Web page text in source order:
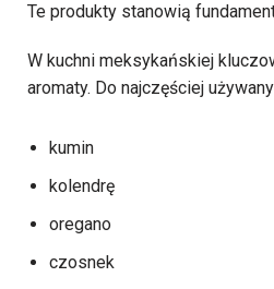
Te produkty stanowią
W kuchni meksykańskiej
aromaty. Do najczęściej
kumin
kolendrę
oregano
czosnek